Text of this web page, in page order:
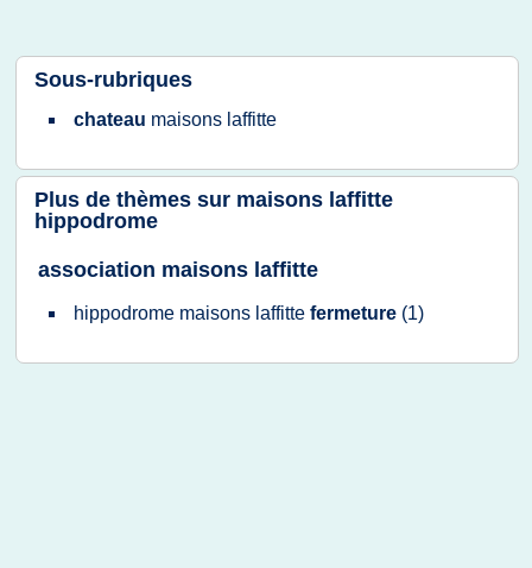
Sous-rubriques
chateau maisons laffitte
Plus de thèmes sur maisons laffitte
hippodrome
association maisons laffitte
hippodrome maisons laffitte fermeture (1)